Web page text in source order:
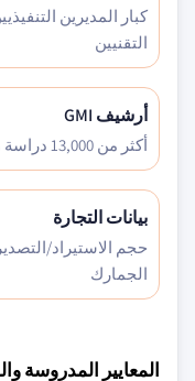
كبار المديرين
التقنيين
أرشيف GMI
أكثر من 13,000 دراسة منشورة عبر أكثر من 30 قطاعاً صناعياً
بيانات التجارة
حجم الاستيراد/
الجمارك
المعايير المدروسة